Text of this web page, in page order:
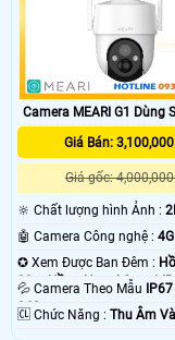
Camera MEARI G1 Dùng
Giá Bán:
Giá gốc:
🔆 Chất lượng hình Ảnh :
🤖️ Camera Công nghệ :
✪ Xem Được Ban Đêm :
30m Hồng Ngoại Smart IR.
💦 Camera Theo Mẫu
360.
️🆑 Chức Năng : Thu Âm